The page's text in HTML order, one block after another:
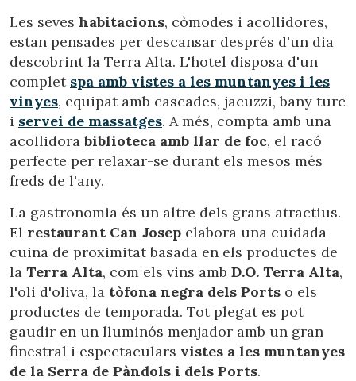
Les seves habitacions, còmodes i acollidores,
estan pensades per descansar després d'un dia
descobrint la Terra Alta. L'hotel disposa d'un
complet spa amb vistes a les muntanyes i les
vinyes, equipat amb cascades, jacuzzi, bany turc
i servei de massatges. A més, compta amb una
acollidorabiblioteca amb llar de foc, el racó
perfecte per relaxar-se durant els mesos més
freds de l'any.
La gastronomia és un altre dels grans atractius.
El restaurant Can Josep elabora una cuidada
cuina de proximitat basada en els productes de
la Terra Alta, com els vins amb D.O. Terra Alta,
l'oli d'oliva, la tòfona negra dels Ports o els
productes de temporada. Tot plegat es pot
gaudir en un lluminós menjador amb un gran
finestral i espectaculars vistes a les muntanyes
de la Serra de Pàndols i dels Ports.
Tècniques i funcionals
Sempre activades
Aquest lloc web utilitza cookies pròpies per recopilar
informació amb la finalitat de millorar els nostres serveis.
Si continua navegant, suposa l'acceptació de la instal·lació
de les mateixes. L'usuari té la possibilitat de configurar el
navegador podent, si així ho desitja, impedir que siguin
instal·lades al disc dur, encara que haurà de tenir en
compte que aquesta acció podrà ocasionar dificultats de
navegació de la pàgina web.